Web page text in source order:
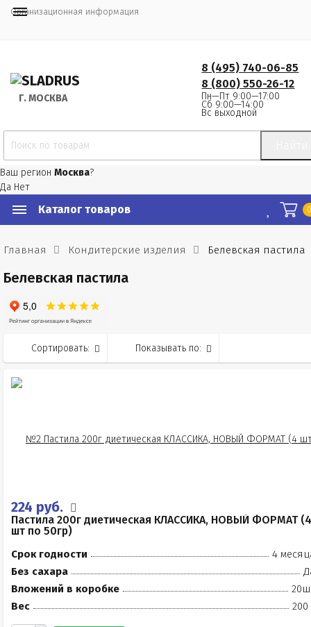
Организационная информация
Г. МОСКВА
8 (495) 740-06-85
8 (800) 550-26-12
Пн—Пт 9:00—17:00
Сб 9:00—14:00
Вс выходной
Ваш регион Москва?
Да Нет
Каталог товаров
Главная Кондитерские изделия Белевская пастила
Белевская пастила
Сортировать: Показывать по:
224 руб.
Пастила 200г диетическая КЛАССИКА, НОВЫЙ ФОРМАТ (4
шт по 50гр)
Срок годности
4
Без сахара
Вложений в коробке
Вес
200